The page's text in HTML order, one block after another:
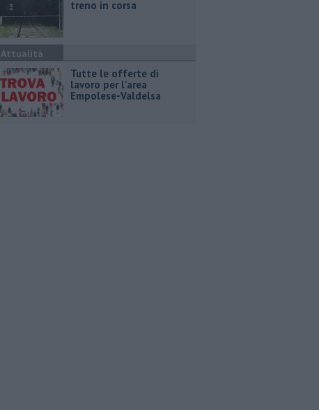
treno in corsa
Attualità
​Tutte le offerte di
lavoro per l'area
Empolese-Valdelsa